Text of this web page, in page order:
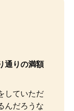
通りの満額
していただ
んだろうな